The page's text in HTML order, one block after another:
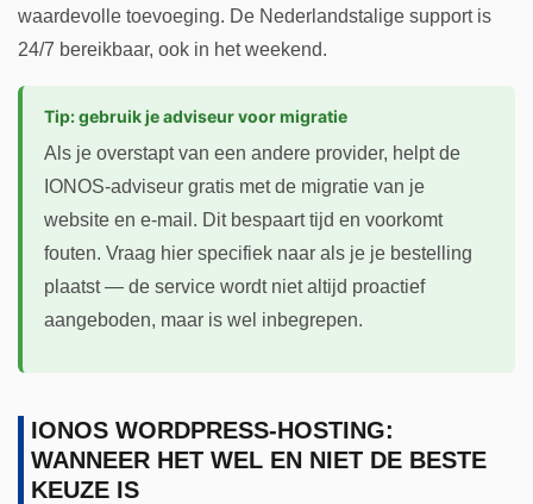
waardevolle toevoeging. De Nederlandstalige support is
24/7 bereikbaar, ook in het weekend.
Tip: gebruik je adviseur voor migratie
Als je overstapt van een andere provider, helpt de
IONOS-adviseur gratis met de migratie van je
website en e-mail. Dit bespaart tijd en voorkomt
fouten. Vraag hier specifiek naar als je je bestelling
plaatst — de service wordt niet altijd proactief
aangeboden, maar is wel inbegrepen.
IONOS WORDPRESS-HOSTING:
WANNEER HET WEL EN NIET DE BESTE
KEUZE IS